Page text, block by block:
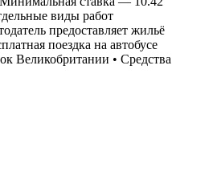
виды работ
предоставляет жильё
поездка на автобусе
Великобритании • Средства